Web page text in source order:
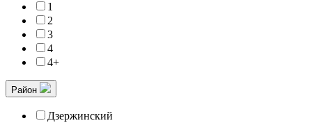
1
2
3
4
4+
Район
Дзержинский